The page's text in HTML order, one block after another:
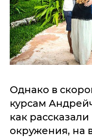
Однако в
курсам
как
окружения, на